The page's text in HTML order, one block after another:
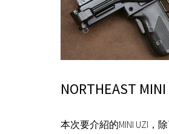
NORTHEAST
本次要介紹的MINI UZI，